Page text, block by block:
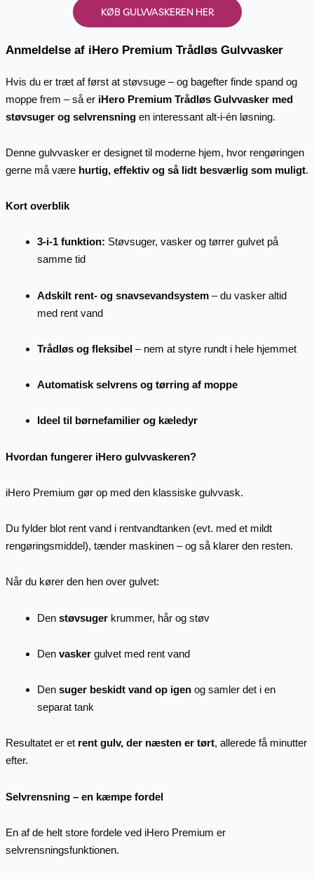
KØB GULVVASKEREN HER
Anmeldelse af iHero Premium Trådløs Gulvvasker
Hvis du er træt af først at støvsuge – og bagefter finde spand og
moppe frem – så er iHero Premium Trådløs Gulvvasker med
støvsuger og selvrensningen interessant alt-i-én løsning.
Denne gulvvasker er designet til moderne hjem, hvor rengøringen
gerne må være hurtig, effektiv og så lidt besværlig som muligt.
Kort overblik
3-i-1 funktion: Støvsuger, vasker og tørrer gulvet på
samme tid
Adskilt rent- og snavsevandsystem– du vasker altid
med rent vand
Trådløs og fleksibel– nem at styre rundt i hele hjemmet
Automatisk selvrens og tørring af moppe
Ideel til børnefamilier og kæledyr
Hvordan fungerer iHero gulvvaskeren?
iHero Premium gør op med den klassiske gulvvask.
Du fylder blot rent vand i rentvandtanken (evt. med et mildt
rengøringsmiddel), tænder maskinen – og så klarer den resten.
Når du kører den hen over gulvet:
Den støvsugerkrummer, hår og støv
Den vaskergulvet med rent vand
Den suger beskidt vand op igenog samler det i en
separat tank
Resultatet er et rent gulv, der næsten er tørt, allerede få minutter
efter.
Selvrensning – en kæmpe fordel
En af de helt store fordele ved iHero Premium er
selvrensningsfunktionen.